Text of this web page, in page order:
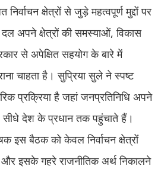
क्षेत्रों से जुड़े महत्वपूर्ण मुद्दों पर
दल अपने क्षेत्रों की समस्याओं, विकास
से अपेक्षित सहयोग के बारे में
चाहता है। सुप्रिया सुले ने स्पष्ट
प्रक्रिया है जहां जनप्रतिनिधि अपने
सीधे देश के प्रधान तक पहुंचाते हैं।
इस बैठक को केवल निर्वाचन क्षेत्रों
इसके गहरे राजनीतिक अर्थ निकालने